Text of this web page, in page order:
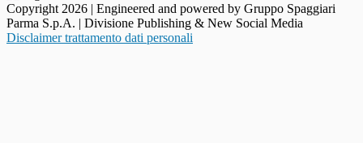
Copyright 2026 | Engineered and powered by Gruppo Spaggiari
Parma S.p.A. | Divisione Publishing & New Social Media
Disclaimer trattamento dati personali